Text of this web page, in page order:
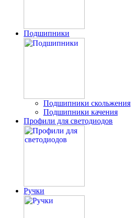
Подшипники
Подшипники скольжения
Подшипники качения
Профили для светодиодов
Ручки